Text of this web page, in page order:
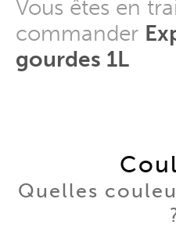
Vous êtes en
commander
gourdes 1L
Quelles